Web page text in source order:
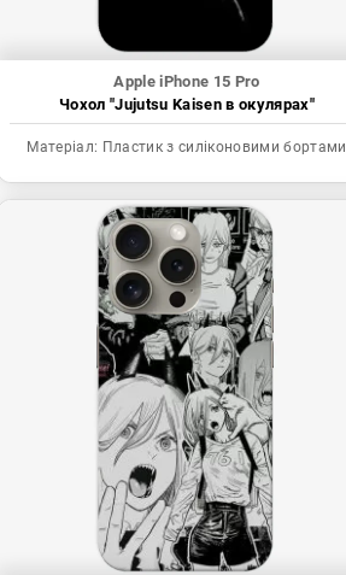
Apple iPhone 15 Pro
Чохол "Jujutsu Kaisen в окулярах"
Матеріал: Пластик з силіконовими бортами